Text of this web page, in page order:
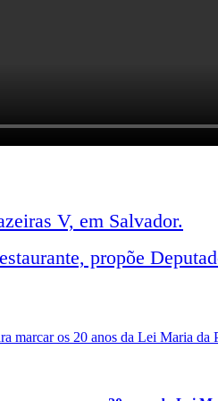
V, em Salvador.
propõe
marcar os 20 anos da Lei Maria da